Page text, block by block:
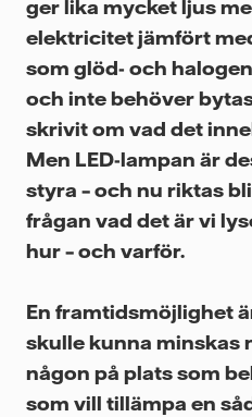
ger lika mycket ljus
elektricitet jämfört
som glöd- och
och inte behöver
skrivit om vad det
Men LED-lampan är
styra – och nu riktas
frågan vad det är vi
hur – och varför.
En framtidsmöjlighet
skulle kunna minskas
någon på plats som
som vill tillämpa en